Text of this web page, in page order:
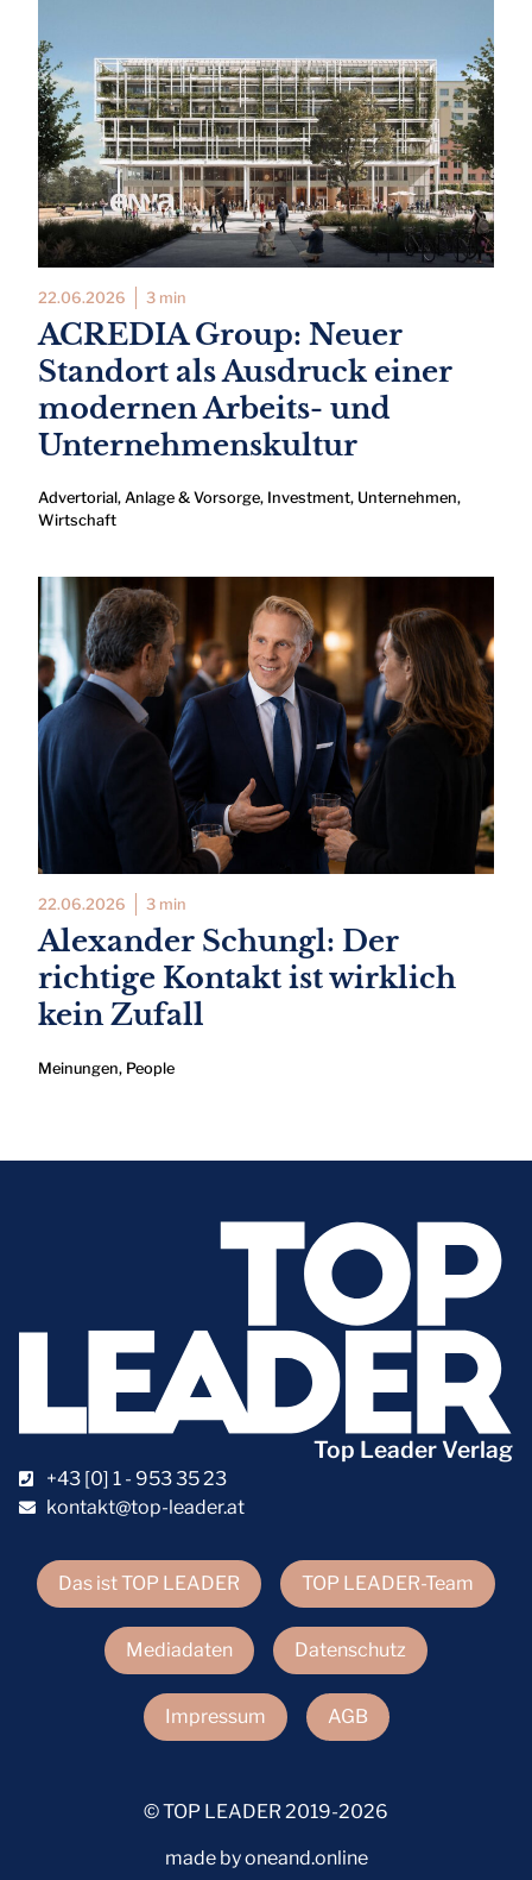
22.06.2026 3 min
ACREDIA Group: Neuer
Standort als Ausdruck einer
modernen Arbeits- und
Unternehmenskultur
Advertorial, Anlage & Vorsorge, Investment, Unternehmen,
Wirtschaft
22.06.2026 3 min
Alexander Schungl: Der
richtige Kontakt ist wirklich
kein Zufall
Meinungen, People
Das ist TOP LEADER TOP LEADER-Team
Mediadaten Datenschutz
Impressum AGB
Top Leader Verlag
+43 [0] 1 - 953 35 23
kontakt@top-leader.at
© TOP LEADER 2019-2026
made by oneand.online